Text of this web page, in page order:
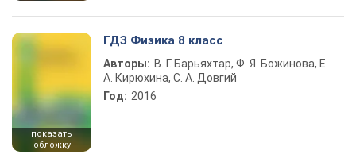
показать
обложку
ГДЗ Физика 8 класс
Авторы: В. Г. Барьяхтар, Ф. Я. Божинова, Е.
А. Кирюхина, С. А. Довгий
Год: 2016